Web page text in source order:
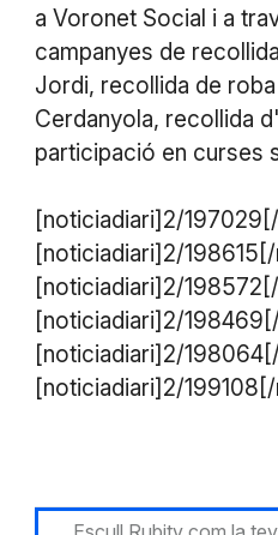
a Voronet Social i a
campanyes de
Jordi, recollida de
Cerdanyola, recollida
participació en curses
[noticiadiari]2/
[noticiadiari]2/
[noticiadiari]2/
[noticiadiari]2/
[noticiadiari]2/
[noticiadiari]2/